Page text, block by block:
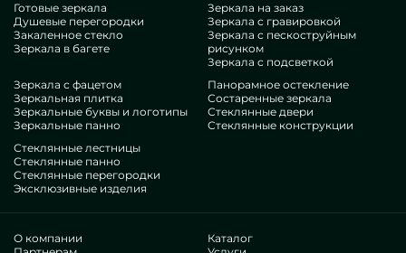
Готовые зеркала
Душевые перегородки
Закаленное стекло
Зеркала в багете
Зеркала на заказ
Зеркала с гравировкой
Зеркала с пескоструйным
рисунком
Зеркала с подсветкой
Зеркала с фацетом
Зеркальная плитка
Зеркальные буквы и логотипы
Зеркальные панно
Панорамное остекление
Состаренные зеркала
Стеклянные двери
Стеклянные конструкции
Стеклянные лестницы
Стеклянные панно
Стеклянные перегородки
Эксклюзивные изделия
О компании
Каталог